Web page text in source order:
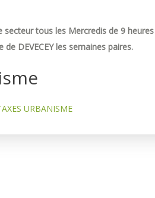
tous les Mercredis de 9
DEVECEY les semaines paires.
URBANISME